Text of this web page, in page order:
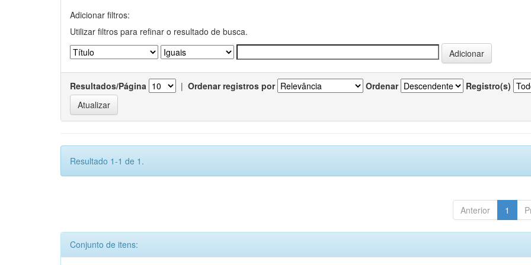
Adicionar filtros:
Utilizar filtros para refinar o resultado de busca.
Resultados/Página | Ordenar registros por Ordenar Registro(s)
Resultado 1-1 de 1.
Anterior 1
Conjunto de itens: